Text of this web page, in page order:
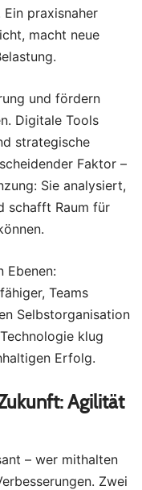
praxisnaher
macht neue
und fördern
Digitale Tools
strategische
Faktor –
Sie analysiert,
schafft Raum für
Ebenen:
Teams
Selbstorganisation
klug
Erfolg.
Agilität
– wer mithalten
Zwei